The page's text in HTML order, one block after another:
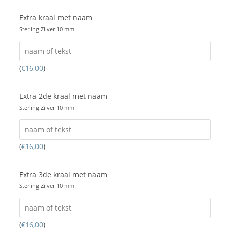
Extra kraal met naam
Sterling Zilver 10 mm
(€16,00)
Extra 2de kraal met naam
Sterling Zilver 10 mm
(€16,00)
Extra 3de kraal met naam
Sterling Zilver 10 mm
(€16,00)